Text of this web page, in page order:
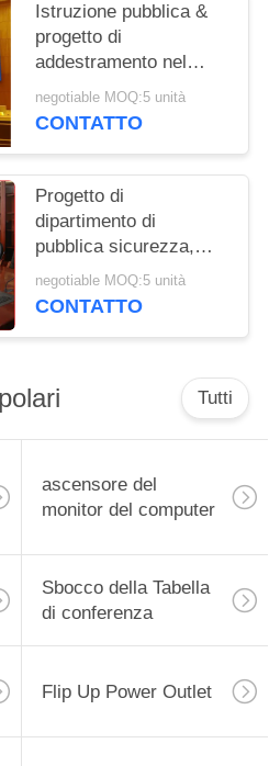
Istruzione pubblica &
progetto di
addestramento nel
Kazakistan, ascensore
da tavolino ultra sottile
negotiable MOQ:5 unità
CONTATTO
Progetto di
dipartimento di
pubblica sicurezza,
ascensore LCD del
monitor di Flip Up Type
negotiable MOQ:5 unità
CONTATTO
Tutti
ascensore del
monitor del computer
Sbocco della Tabella
di conferenza
Flip Up Power Outlet